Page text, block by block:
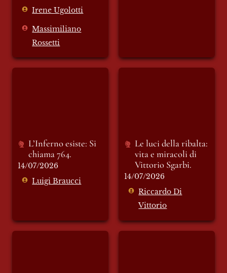
Irene Ugolotti
Massimiliano
Rossetti
L’Inferno esiste: Si
chiama 764.
14/07/2026
Luigi Braucci
Le luci della ribalta:
vita e miracoli di
Vittorio Sgarbi.
14/07/2026
Riccardo Di
Vittorio